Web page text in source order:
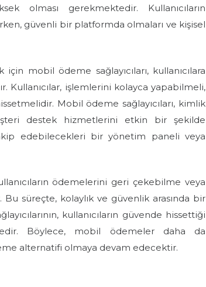
olması gerekmektedir. Kullanıcıların
güvenli bir platformda olmaları ve kişisel
mobil ödeme sağlayıcıları, kullanıcılara
Kullanıcılar, işlemlerini kolayca yapabilmeli,
Mobil ödeme sağlayıcıları, kimlik
destek hizmetlerini etkin bir şekilde
takip edebilecekleri bir yönetim paneli veya
ödemelerini geri çekebilme veya
süreçte, kolaylık ve güvenlik arasında bir
kullanıcıların güvende hissettiği
Böylece, mobil ödemeler daha da
alternatifi olmaya devam edecektir.